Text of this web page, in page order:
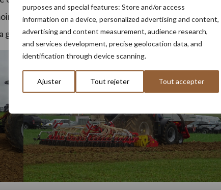
purposes and special features: Store and/or access
information on a device, personalized advertising and content,
advertising and content measurement, audience research,
and services development, precise geolocation data, and
identification through device scanning.
Ajuster Tout rejeter Tout accepter
traîné Aerosem VT. Ce combiné de semis avec herse
gamme en offrant la même manœuvrabilité.